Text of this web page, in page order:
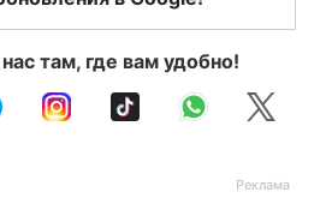
там, где вам удобно!